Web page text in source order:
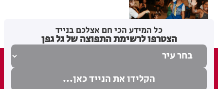
כל המידע הכי חם אצלכם בנייד
הצטרפו לרשימת התפוצה של גל גפן